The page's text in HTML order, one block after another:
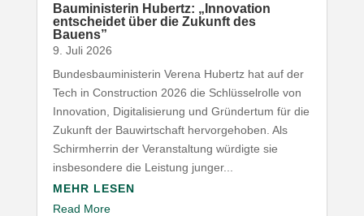
Baumi­nis­terin Hubertz: „Inno­vation
entscheidet über die Zukunft des
Bauens”
9. Juli 2026
Bundesbauministerin Verena Hubertz hat auf der
Tech in Construction 2026 die Schlüsselrolle von
Innovation, Digitalisierung und Gründertum für die
Zukunft der Bauwirtschaft hervorgehoben. Als
Schirmherrin der Veranstaltung würdigte sie
insbesondere die Leistung junger...
MEHR LESEN
Read More